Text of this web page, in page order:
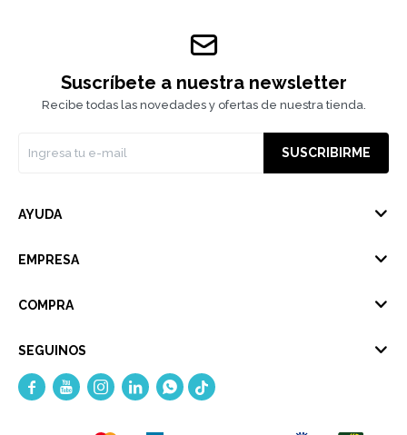
Suscríbete a nuestra newsletter
Recibe todas las novedades y ofertas de nuestra tienda.
SUSCRIBIRME
AYUDA
EMPRESA
COMPRA
SEGUINOS
    